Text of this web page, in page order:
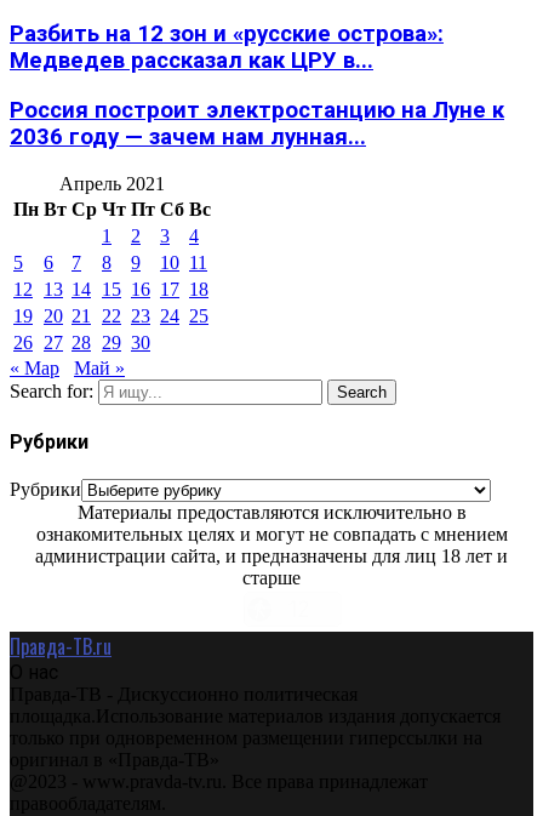
Разбить на 12 зон и «русские острова»:
Медведев рассказал как ЦРУ в...
Россия построит электростанцию на Луне к
2036 году — зачем нам лунная...
Апрель 2021
Пн Вт Ср Чт Пт Сб Вс
1
2 3
4
5
6 7 8 9 10 11
12
13 14 15 16 17 18
19 20 21 22 23 24 25
26 27 28 29 30
« Мар
Май »
Search for:
Search
Рубрики
Рубрики
Материалы предоставляются исключительно в
ознакомительных целях и могут не совпадать с мнением
администрации сайта, и предназначены для лиц 18 лет и
старше
Правда-ТВ.ru
О нас
Правда-ТВ - Дискуссионно политическая
площадка.Использование материалов издания допускается
только при одновременном размещении гиперссылки на
оригинал в «Правда-ТВ»
@2023 - www.pravda-tv.ru. Все права принадлежат
правообладателям.